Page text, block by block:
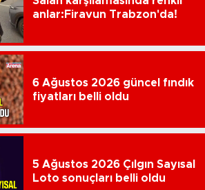
anlar:Firavun Trabzon'da!
6 Ağustos 2026 güncel fındık
fiyatları belli oldu
5 Ağustos 2026 Çılgın Sayısal
Loto sonuçları belli oldu